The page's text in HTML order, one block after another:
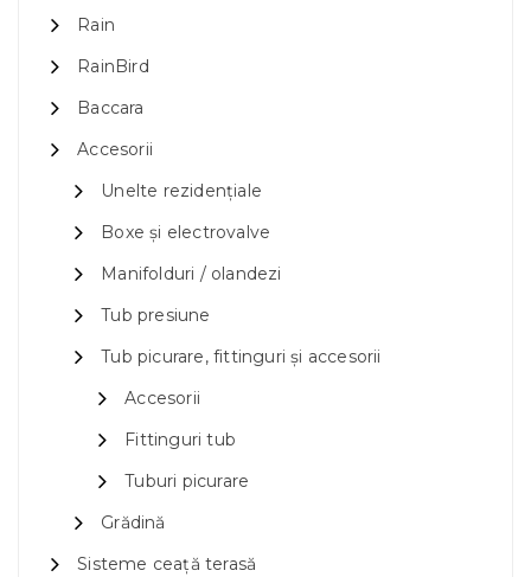
Rain
RainBird
Baccara
Accesorii
Unelte rezidențiale
Boxe și electrovalve
Manifolduri / olandezi
Tub presiune
Tub picurare, fittinguri și accesorii
Accesorii
Fittinguri tub
Tuburi picurare
Grădină
Sisteme ceață terasă